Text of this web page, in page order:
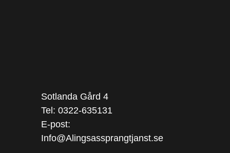
Sotlanda Gård 4
Tel: 0322-635131
E-post:
Info@Alingsassprangtjanst.se